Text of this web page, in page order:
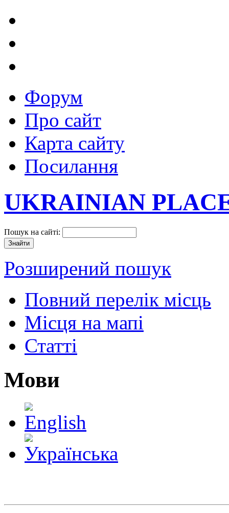
Форум
Про сайт
Карта сайту
Посилання
UKRAINIAN
Пошук на сайті:
Розширений пошук
Повний перелік місць
Місця на мапі
Статті
Мови